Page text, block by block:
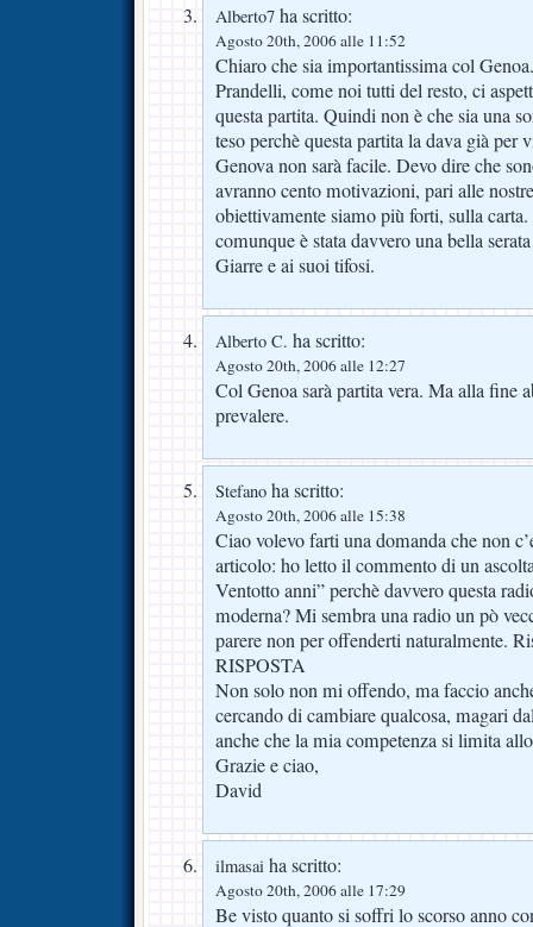
Alberto7 ha scritto:
Agosto 20th, 2006 alle 11:52
Chiaro che sia importantissima col
Prandelli, come noi tutti del resto, ci
questa partita. Quindi non è che sia una
teso perchè questa partita la dava già per
Genova non sarà facile. Devo dire che
avranno cento motivazioni, pari alle
obiettivamente siamo più forti, sulla
comunque è stata davvero una bella
Giarre e ai suoi tifosi.
Alberto C. ha scritto:
Agosto 20th, 2006 alle 12:27
Col Genoa sarà partita vera. Ma alla fine
prevalere.
Stefano ha scritto:
Agosto 20th, 2006 alle 15:38
Ciao volevo farti una domanda che non
articolo: ho letto il commento di un
Ventotto anni” perchè davvero questa
moderna? Mi sembra una radio un pò
parere non per offenderti naturalmente.
RISPOSTA
Non solo non mi offendo, ma faccio
cercando di cambiare qualcosa, magari
anche che la mia competenza si limita
Grazie e ciao,
David
ilmasai ha scritto:
Agosto 20th, 2006 alle 17:29
Be visto quanto si soffri lo scorso anno